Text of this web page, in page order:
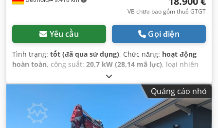
VB chưa bao gồm thuế GTGT
Yêu cầu Gọi điện
Tình trạng: tốt (đã qua sử dụng), Chức năng: hoạt động
hoàn toàn, công suất: 20,7 kW (28,14 mã lực), loại nhiên
, trọng lượng vận hành:
2014, giờ hoạt động:5.640 h, Thiết bị:cabin,
Quảng cáo nhỏ